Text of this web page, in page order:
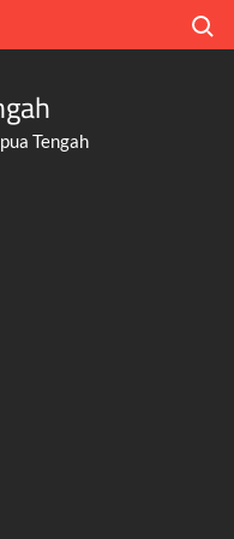
Tengah